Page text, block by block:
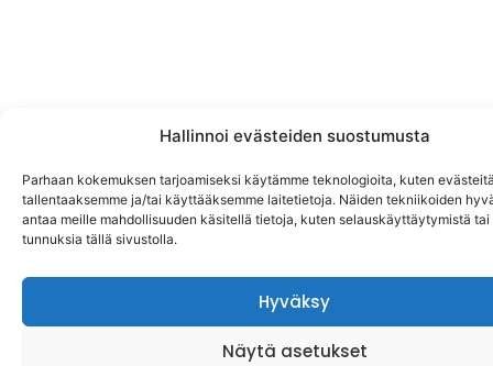
Hallinnoi evästeiden suostumusta
Parhaan kokemuksen tarjoamiseksi käytämme teknologioita, kuten
tallentaaksemme ja/tai käyttääksemme laitetietoja. Näiden tekniikoiden
antaa meille mahdollisuuden käsitellä tietoja, kuten selauskäyttäytymistä
tunnuksia tällä sivustolla.
Hyväksy
Näytä asetukset